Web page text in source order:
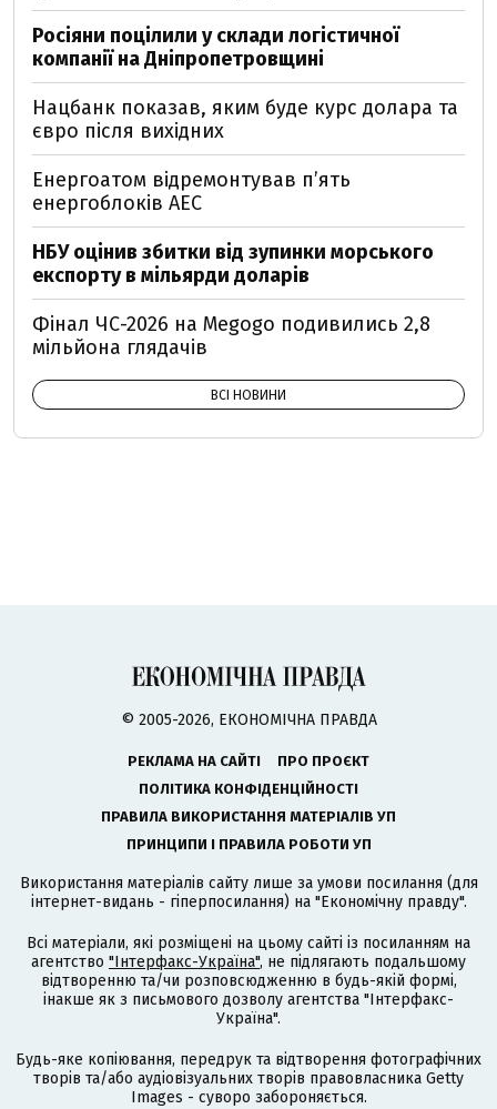
Росіяни поцілили у склади логістичної
компанії на Дніпропетровщині
Нацбанк показав, яким буде курс долара та
євро після вихідних
Енергоатом відремонтував п’ять
енергоблоків АЕС
НБУ оцінив збитки від зупинки морського
експорту в мільярди доларів
Фінал ЧС-2026 на Megogo подивились 2,8
мільйона глядачів
ВСІ НОВИНИ
© 2005-2026, ЕКОНОМІЧНА ПРАВДА
РЕКЛАМА НА САЙТІ
ПРО ПРОЄКТ
ПОЛІТИКА КОНФІДЕНЦІЙНОСТІ
ПРАВИЛА ВИКОРИСТАННЯ МАТЕРІАЛІВ УП
ПРИНЦИПИ І ПРАВИЛА РОБОТИ УП
Використання матеріалів сайту лише за умови посилання (для
інтернет-видань - гіперпосилання) на "Економічну правду".
Всі матеріали, які розміщені на цьому сайті із посиланням на
агентство "Інтерфакс-Україна", не підлягають подальшому
відтворенню та/чи розповсюдженню в будь-якій формі,
інакше як з письмового дозволу агентства "Інтерфакс-
Україна".
Будь-яке копіювання, передрук та відтворення фотографічних
творів та/або аудіовізуальних творів правовласника Getty
Images - суворо забороняється.